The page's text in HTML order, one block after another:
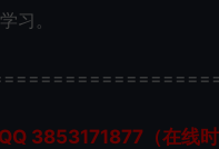
习。
3853171877（在线